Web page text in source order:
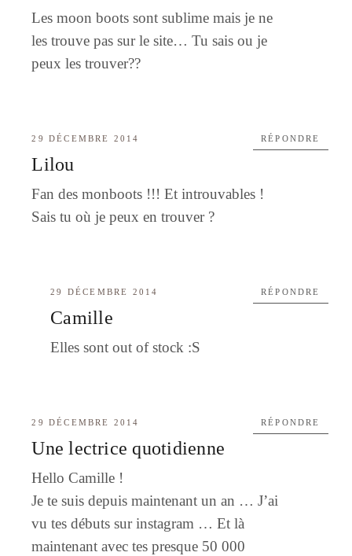
Les moon boots sont sublime mais je ne
les trouve pas sur le site… Tu sais ou je
peux les trouver??
29 DÉCEMBRE 2014
Lilou
Fan des monboots !!! Et introuvables !
Sais tu où je peux en trouver ?
RÉPONDRE
29 DÉCEMBRE 2014
Camille
Elles sont out of stock :S
RÉPONDRE
29 DÉCEMBRE 2014
Une lectrice quotidienne
Hello Camille !
Je te suis depuis maintenant un an … J’ai
vu tes débuts sur instagram … Et là
maintenant avec tes presque 50 000
RÉPONDRE